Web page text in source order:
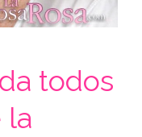
todos
la